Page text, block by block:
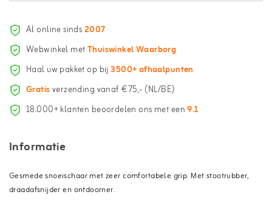
Al online sinds2007
Webwinkel metThuiswinkel Waarborg
Haal uw pakket op bij3500+ afhaalpunten
Gratisverzending vanaf €75,- (NL/BE)
18.000+ klanten beoordelen ons met een9.1
Informatie
Gesmede snoeischaar met zeer comfortabele grip.Met stootrubber,
draadafsnijder en ontdoorner.